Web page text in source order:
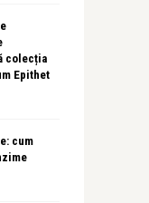
colecția
Epithet
cum